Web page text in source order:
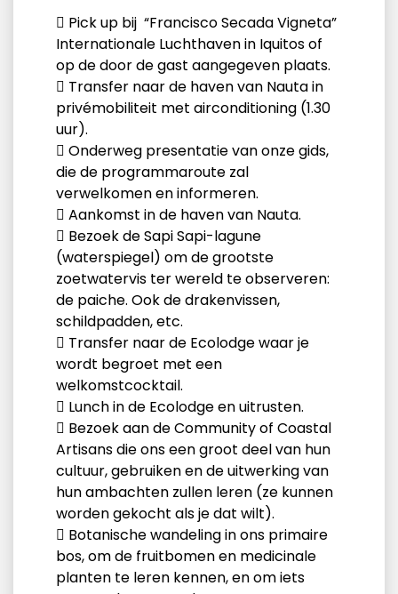
 Pick up bij “Francisco Secada Vigneta”
Internationale Luchthaven in Iquitos of
op de door de gast aangegeven plaats.
 Transfer naar de haven van Nauta in
privémobiliteit met airconditioning (1.30
uur).
 Onderweg presentatie van onze gids,
die de programmaroute zal
verwelkomen en informeren.
 Aankomst in de haven van Nauta.
 Bezoek de Sapi Sapi-lagune
(waterspiegel) om de grootste
zoetwatervis ter wereld te observeren:
de paiche. Ook de drakenvissen,
schildpadden, etc.
 Transfer naar de Ecolodge waar je
wordt begroet met een
welkomstcocktail.
 Lunch in de Ecolodge en uitrusten.
 Bezoek aan de Community of Coastal
Artisans die ons een groot deel van hun
cultuur, gebruiken en de uitwerking van
hun ambachten zullen leren (ze kunnen
worden gekocht als je dat wilt).
 Botanische wandeling in ons primaire
bos, om de fruitbomen en medicinale
planten te leren kennen, en om iets